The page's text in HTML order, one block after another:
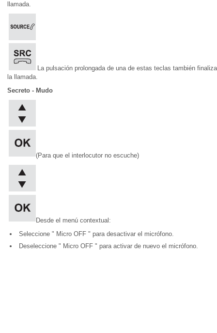
llamada.
La pulsación prolongada de una de estas teclas también finaliza
la llamada.
Secreto - Mudo
(Para que el interlocutor no escuche)
Desde el menú contextual:
Seleccione " Micro OFF " para desactivar el micrófono.
Deseleccione " Micro OFF " para activar de nuevo el micrófono.